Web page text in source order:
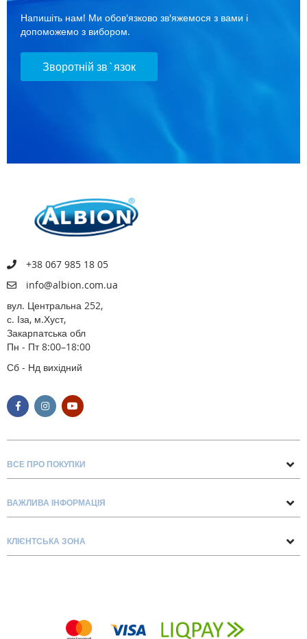
Напишіть нам! Ми обов'язково зв'яжемося з вами і
допоможемо з вибором.
Зворотній зв`язок
+38 067 985 18 05
info@albion.com.ua
вул. Центральна 252,
с. Іза, м.Хуст,
Закарпатська обл
Пн - Пт 8:00–18:00
Сб - Нд вихідний
ВСЕ ПРО ПОКУПКИ
Про нас
Блог
ВАЖЛИВА ІНФОРМАЦІЯ
Доставка та оплата
КЛІЄНТСЬКА ЗОНА